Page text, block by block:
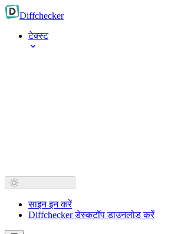
Diffchecker
टेक्स्ट
साइन इन करें
Diffchecker डेस्कटॉप डाउनलोड करें